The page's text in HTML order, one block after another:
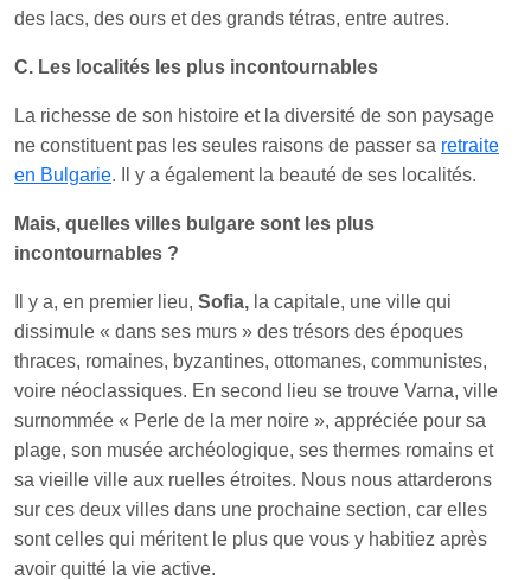
des lacs, des ours et des grands tétras, entre autres.
C. Les localités les plus incontournables
La richesse de son histoire et la diversité de son paysage
ne constituent pas les seules raisons de passer sa retraite
en Bulgarie. Il y a également la beauté de ses localités.
Mais, quelles villes bulgare sont les plus
incontournables ?
Il y a, en premier lieu, Sofia, la capitale, une ville qui
dissimule « dans ses murs » des trésors des époques
thraces, romaines, byzantines, ottomanes, communistes,
voire néoclassiques. En second lieu se trouve Varna, ville
surnommée « Perle de la mer noire », appréciée pour sa
plage, son musée archéologique, ses thermes romains et
sa vieille ville aux ruelles étroites. Nous nous attarderons
sur ces deux villes dans une prochaine section, car elles
sont celles qui méritent le plus que vous y habitiez après
avoir quitté la vie active.